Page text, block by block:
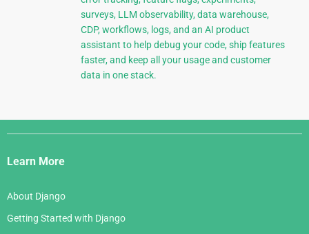
surveys, LLM observability, data warehouse,
CDP, workflows, logs, and an AI product
assistant to help debug your code, ship features
faster, and keep all your usage and customer
data in one stack.
Django
Links
Learn More
About Django
Getting Started with Django